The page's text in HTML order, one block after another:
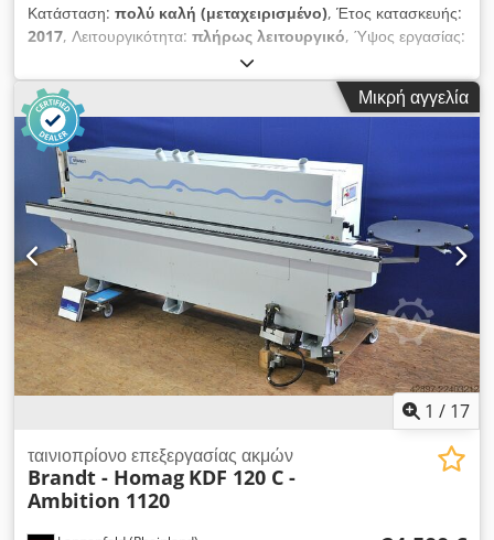
Κατάσταση: πολύ καλή (μεταχειρισμένο), Έτος κατασκευής:
2017, Λειτουργικότητα: πλήρως λειτουργικό, Ύψος εργασίας:
950 χιλ. Συνολικό μήκος: 6560 χιλ. με πρέσα με ιμάντα
Σύστημα προετοιμασίας/δημιουργίας αυλακιών
Chedpozkamcjfx Afloa Σύστημα συγκόλλησης Σύστημα
κοπής λοξής/ευθείας γωνίας Πνευματική ρύθμιση του
συστήματος κοπής λοξής/ευθείας γωνίας Πνευματική ρύθμιση
σε 2 θέσεις του συστήματος κοπής Πολυεπίπεδο σύστημα
λείανσης MS 40 με αντίστροφη περιστροφή Πνευματική
ρύθμιση σε 2 θέσεις Σύστημα φρεζαρίσματος με διαμόρφωση
Πολυεπίπεδο σύστημα ξυστρή Σύστημα ξύστρου άκρων
Σύστημα βουρτσών Έλεγχος: Powertouch Κύλινδροι στήριξης
για στενά τεμάχια Σύστημα ψεκασμού αποκολλητικού μέσου
στο τεμάχιο Σύστημα ψεκασμού λιπαντικού για το υλικό των
άκρων Χωρίς επιστροφή τεμαχίων 6414 ώρες λειτουργίας και
576.091 μέτρα υλικού άκρων έχουν επεξεργαστεί.
Μικρή αγγελία
1 / 17
ταινιοπρίονο επεξεργασίας ακμών
Brandt - Homag KDF 120 C -
Ambition 1120